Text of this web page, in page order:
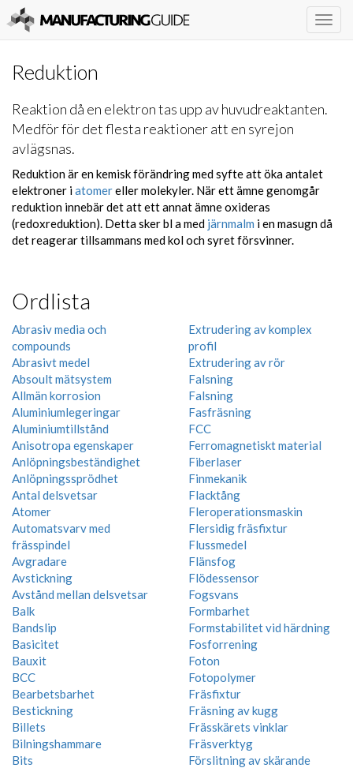
Reduktion
Reaktion då en elektron tas upp av huvudreaktanten.
Medför för det flesta reaktioner att en syrejon
avlägsnas.
Reduktion är en kemisk förändring med syfte att öka antalet
elektroner iatomereller molekyler. När ett ämne genomgår
reduktion innebär det att ett annat ämne oxideras
(redoxreduktion). Detta sker bl a med järnmalm i en masugn då
det reagerar tillsammans med kol och syret försvinner.
Ordlista
Abrasiv media och
compounds
Abrasivt medel
Absoult mätsystem
Allmän korrosion
Aluminiumlegeringar
Aluminiumtillstånd
Anisotropa egenskaper
Anlöpningsbeständighet
Anlöpningssprödhet
Antal delsvetsar
Atomer
Automatsvarv med
frässpindel
Avgradare
Avstickning
Avstånd mellan delsvetsar
Balk
Bandslip
Basicitet
Bauxit
BCC
Bearbetsbarhet
Bestickning
Billets
Bilningshammare
Bits
Extrudering av komplex
profil
Extrudering av rör
Falsning
Falsning
Fasfräsning
FCC
Ferromagnetiskt material
Fiberlaser
Finmekanik
Flacktång
Fleroperationsmaskin
Flersidig fräsfixtur
Flussmedel
Flänsfog
Flödessensor
Fogsvans
Formbarhet
Formstabilitet vid härdning
Fosforrening
Foton
Fotopolymer
Fräsfixtur
Fräsning av kugg
Frässkärets vinklar
Fräsverktyg
Förslitning av skärande